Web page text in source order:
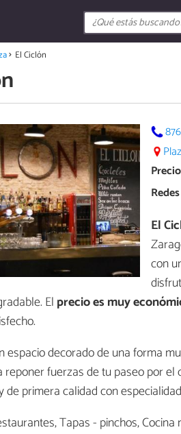
El Ciclón
El
con
El precio es muy
espacio decorado de una forma
fuerzas de tu paseo por el
de primera calidad con
Tapas - pinchos,